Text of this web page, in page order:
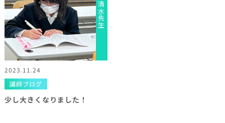
清水先生
2023.11.24
講師ブログ
少し大きくなりました！